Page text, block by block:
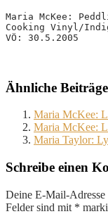
Maria McKee:
Cooking Vinyl/
VÖ: 30.5.2005
Ähnliche
Maria McKee:
Maria McKee:
Maria Taylor:
Schreibe einen
Deine E-Mail-
Felder sind mit *